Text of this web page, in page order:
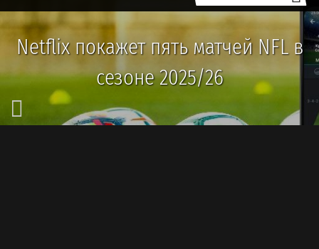
Netflix покажет пять матчей NFL в
сезоне 2025/26